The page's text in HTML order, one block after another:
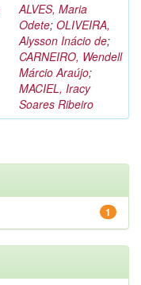
ALVES, Maria
Odete; OLIVEIRA,
Alysson Inácio de;
CARNEIRO, Wendell
Márcio Araújo;
MACIEL, Iracy
Soares Ribeiro
1